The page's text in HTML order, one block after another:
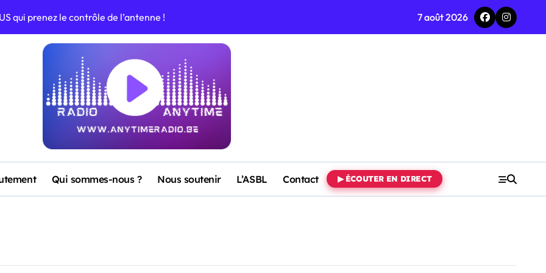
qui prenez le contrôle de l’antenne !
de vos vacances !
Loka Tika Nilo Makata Niro »
Anytime Radio
Radio avec son nouveau titre
Anytime Radio
hits du moment !
7 août 2026
Qui sommes-nous ? Nous soutenir L’ASBL Contact ▶ ÉCOUTER EN DIRECT